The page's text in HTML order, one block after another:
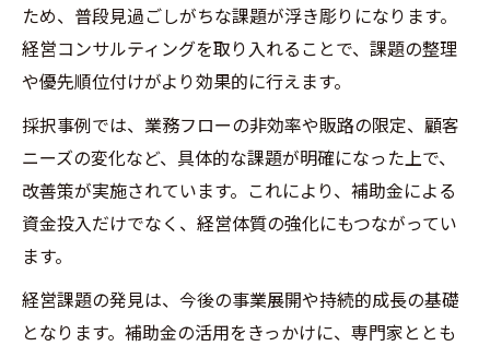
ため、普段見過ごしがちな課題が浮き彫りになります。
経営コンサルティングを取り入れることで、課題の整理
や優先順位付けがより効果的に行えます。
採択事例では、業務フローの非効率や販路の限定、顧客
ニーズの変化など、具体的な課題が明確になった上で、
改善策が実施されています。これにより、補助金による
資金投入だけでなく、経営体質の強化にもつながってい
ます。
経営課題の発見は、今後の事業展開や持続的成長の基礎
となります。補助金の活用をきっかけに、専門家ととも